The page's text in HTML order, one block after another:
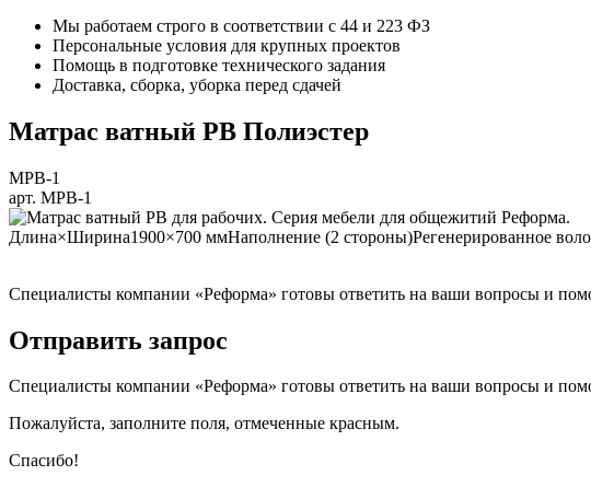
Мы работаем строго в соответствии с 44 и 223 ФЗ
Персональные условия для крупных проектов
Помощь в подготовке технического задания
Доставка, сборка, уборка перед сдачей
Матрас ватный РВ Полиэстер
МРВ-1
арт. МРВ-1
Длина×Ширина1900×700 ммНаполнение (2 стороны)Регенерированное
Специалисты компании «Реформа» готовы ответить на ваши вопросы и
Отправить запрос
Специалисты компании «Реформа» готовы ответить на ваши вопросы и
Пожалуйста, заполните поля, отмеченные красным.
Спасибо!